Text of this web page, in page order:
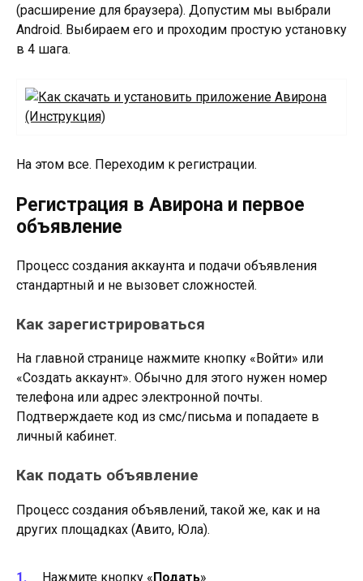
(расширение для браузера). Допустим мы выбрали
Android. Выбираем его и проходим простую установку
в 4 шага.
На этом все. Переходим к регистрации.
Регистрация в Авирона и первое
объявление
Процесс создания аккаунта и подачи объявления
стандартный и не вызовет сложностей.
Как зарегистрироваться
На главной странице нажмите кнопку «Войти» или
«Создать аккаунт». Обычно для этого нужен номер
телефона или адрес электронной почты.
Подтверждаете код из смс/письма и попадаете в
личный кабинет.
Как подать объявление
Процесс создания объявлений, такой же, как и на
других площадках (Авито, Юла).
Нажмите кнопку «Подать»